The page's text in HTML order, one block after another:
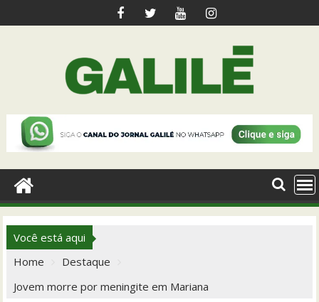
to
Você está aqui
Home
Destaque
Jovem morre por meningite em Mariana